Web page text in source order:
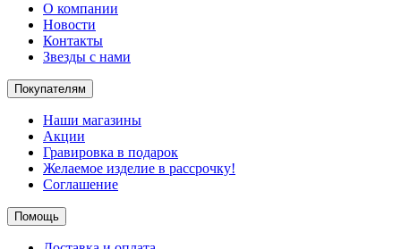
О компании
Новости
Контакты
Звезды с нами
Покупателям
Наши магазины
Акции
Гравировка в подарок
Желаемое изделие в рассрочку!
Соглашение
Помощь